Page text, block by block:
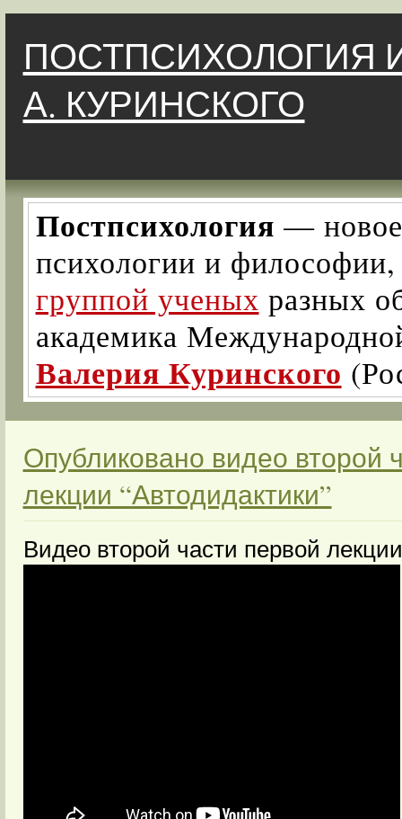
ПОСТПСИХОЛОГИЯ
А. КУРИНСКОГО
Постпсихология — новое
психологии и
группой ученых разных
академика
Валерия Куринского
Опубликовано видео второй
лекции “Автодидактики”
Видео второй части первой